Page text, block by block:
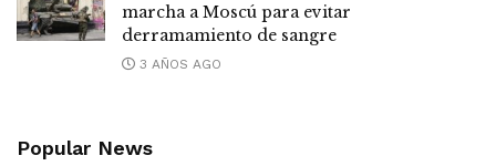
marcha a Moscú para evitar
derramamiento de sangre
3 AÑOS AGO
Popular News